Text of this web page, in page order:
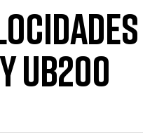
20,00€
15,00€
UB200